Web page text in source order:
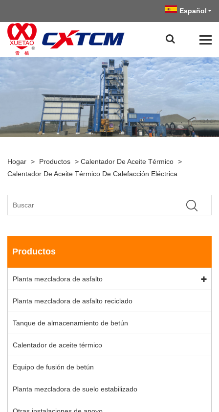
Español
Hogar > Productos > Calentador De Aceite Térmico >
Calentador De Aceite Térmico De Calefacción Eléctrica
Productos
Planta mezcladora de asfalto
Planta mezcladora de asfalto reciclado
Tanque de almacenamiento de betún
Calentador de aceite térmico
Equipo de fusión de betún
Planta mezcladora de suelo estabilizado